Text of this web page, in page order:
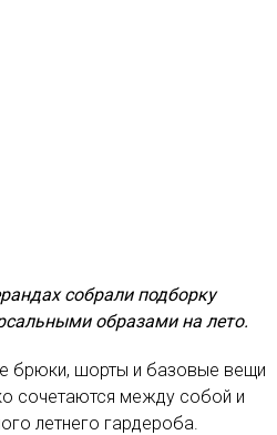
собрали подборку
образами на лето.
брюки, шорты и базовые вещи
сочетаются между собой и
летнего гардероба.